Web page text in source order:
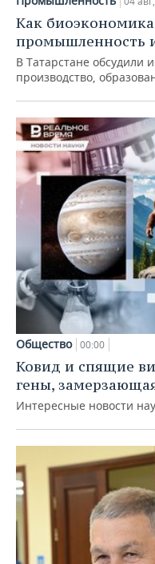
Как
промышленность
В Татарстане обсудили
производство,
Общество 00:00
Ковид и спящие
гены,
Интересные новости